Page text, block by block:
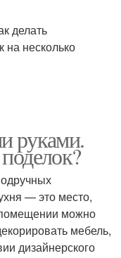
делать
на несколько
руками.
— это место,
можно
мебель,
дизайнерского